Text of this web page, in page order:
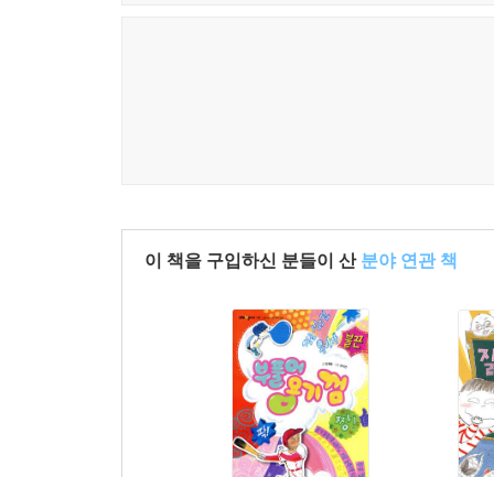
이 책을 구입하신 분들이 산 분야 연관 책